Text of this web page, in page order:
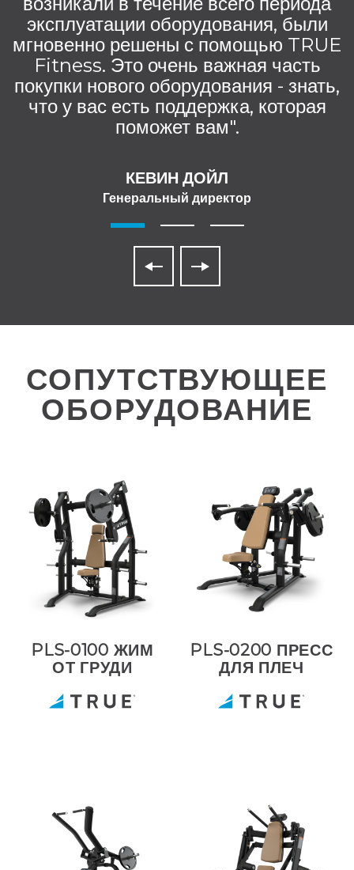
эксплуатации оборудования, были
мгновенно решены с помощью TRUE
Fitness. Это очень важная часть
покупки нового оборудования - знать,
что у вас есть поддержка, которая
поможет вам".
КЕВИН ДОЙЛ
Генеральный директор
СОПУТСТВУЮЩЕЕ
ОБОРУДОВАНИЕ
PLS-0100 ЖИМ
ОТ ГРУДИ
PLS-0200 ПРЕСС
ДЛЯ ПЛЕЧ